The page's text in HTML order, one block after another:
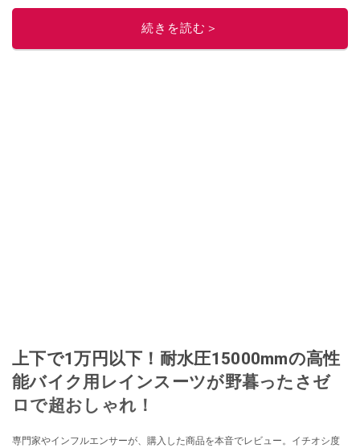
このイチオシストの他の記事を読む
続きを読む＞
上下で1万円以下！耐水圧15000mmの高性
能バイク用レインスーツが野暮ったさゼ
ロで超おしゃれ！
専門家やインフルエンサーが、購入した商品を本音でレビュー。イチオシ度